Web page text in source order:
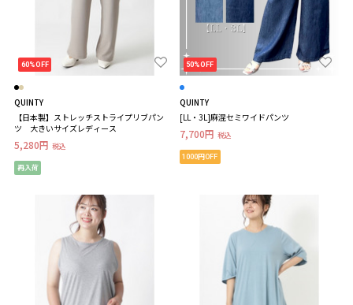
60%OFF
QUINTY
【日本製】ストレッチストライプリブパン
ツ 大きいサイズレディース
5,280円 税込
再入荷
50%OFF
QUINTY
[LL・3L]麻混セミワイドパンツ
7,700円 税込
1000円OFF